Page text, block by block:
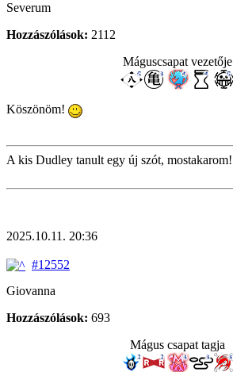
Severum
Hozzászólások: 2112
Máguscsapat vezetője
Köszönöm!
A kis Dudley tanult egy új szót, mostakarom!
2025.10.11. 20:36
#12552
Giovanna
Hozzászólások: 693
Mágus csapat tagja